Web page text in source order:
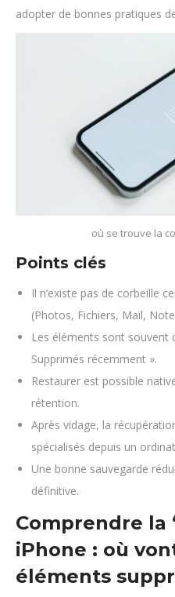
adopter de bonnes pratiques
où se trouve la
Points clés
Il n’existe pas de corbeille
(Photos, Fichiers, Mail,
Les éléments sont souvent
Supprimés récemment ».
Restaurer est possible
rétention.
Après vidage, la
spécialisés depuis un
Une bonne sauvegarde
définitive.
Comprendre la
iPhone : où
éléments